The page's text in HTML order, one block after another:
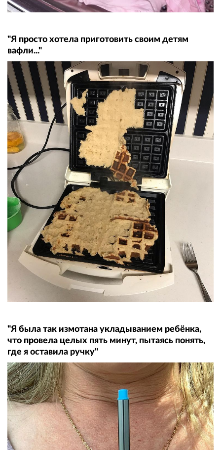
"Я просто хотела приготовить своим детям
вафли..."
"Я была так измотана укладыванием ребёнка,
что провела целых пять минут, пытаясь понять,
где я оставила ручку"